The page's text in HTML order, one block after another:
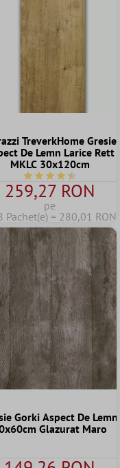
TreverkHome Gresie
De Lemn Larice Rett
MKLC 30x120cm
Durchschnittliche
259,27 RON
pe
Pachet(e) = 280,01 RON)
4.5 von 5 Sternen
Gorki Aspect De Lemn
Glazurat Maro